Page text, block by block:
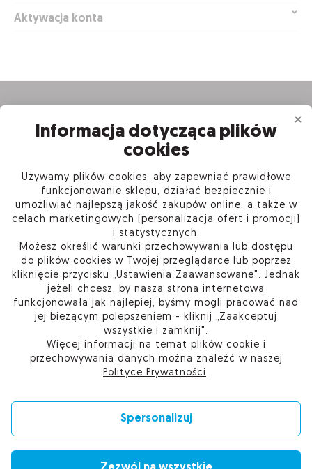
Aktywacja konta
INFORMACJE
O FIRMIE
Kup w Sieci Partnerskiej Certum
Skontaktuj się
Informacja dotycząca plików
cookies
Używamy plików cookies, aby zapewniać prawidłowe
funkcjonowanie sklepu, działać bezpiecznie i
umożliwiać najlepszą jakość zakupów online, a także w
celach marketingowych (personalizacja ofert i promocji)
i statystycznych.
Możesz określić warunki przechowywania lub dostępu
do plików cookies w Twojej przeglądarce lub poprzez
kliknięcie przycisku „Ustawienia Zaawansowane". Jednak
jeżeli chcesz, by nasza strona internetowa
funkcjonowała jak najlepiej, byśmy mogli pracować nad
jej bieżącym polepszeniem - kliknij „Zaakceptuj
wszystkie i zamknij".
Więcej informacji na temat plików cookie i
przechowywania danych można znaleźć w naszej
Polityce Prywatności .
Spersonalizuj